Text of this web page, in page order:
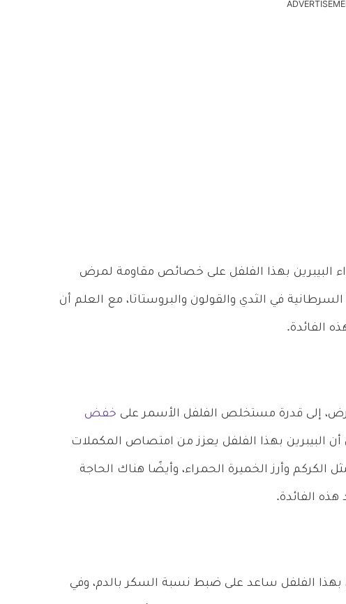
البيبرين بهذا الفلفل على خصائص مقاومة لمرض
في الثدي والقولون والبروستاتا، مع العلم أن
الفائدة.
إلى قدرة مستخلص الفلفل الأسمر على خفض
أن البيبرين بهذا الفلفل يعزز من امتصاص المكملات
الكركم وأرز الخميرة الحمراء، وأيضًا هناك الحاجة
هذه الفائدة.
بهذا الفلفل ساعد على ضبط نسبة السكر بالدم، وفي